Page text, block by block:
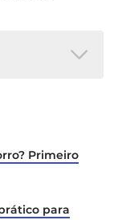
da
e, por
Primeiro
para